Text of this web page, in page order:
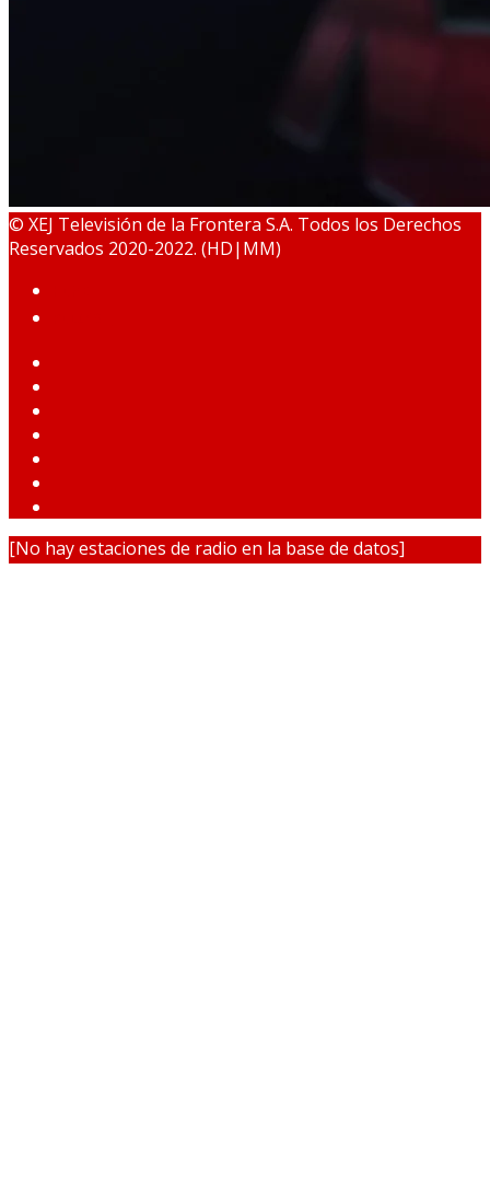
© XEJ Televisión de la Frontera S.A. Todos los Derechos
Reservados 2020-2022. (HD|MM)
[No hay estaciones de radio en la base de datos]